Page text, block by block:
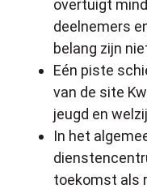
overtuigt
deelnemers
belang zijn
Eén piste
van de site
jeugd en
In het
toekomst als